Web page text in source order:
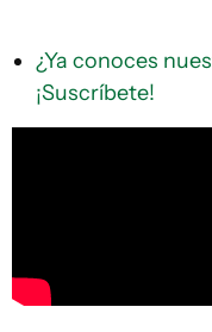
¿Ya conoces
¡Suscríbete!